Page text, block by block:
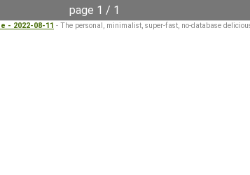
page 1 / 1
- 2022-08-11 - The personal, minimalist, super-fast, no-database